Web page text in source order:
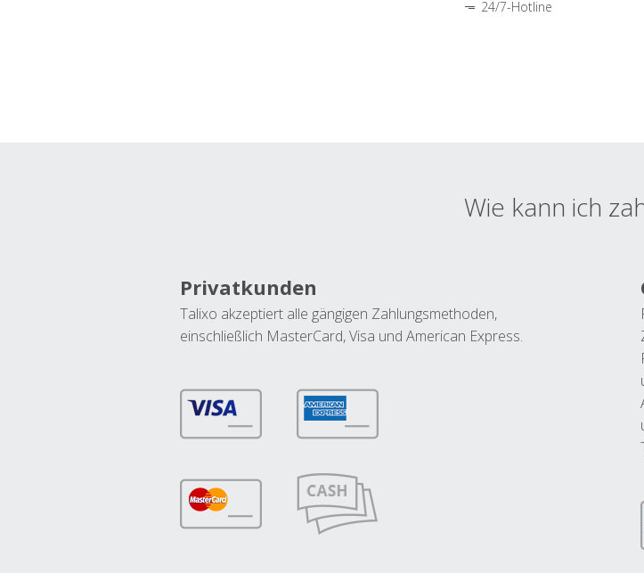
24/7-Hotline
Wie kann ich
Privatkunden
Talixo akzeptiert alle gängigen Zahlungsmethoden,
einschließlich MasterCard, Visa und American Express.